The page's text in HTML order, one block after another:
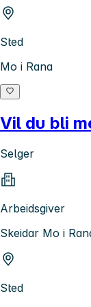
Sted
Mo i Rana
Vil du bli
Selger
Arbeidsgiver
Skeidar Mo i
Sted